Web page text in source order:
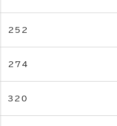
252
274
320